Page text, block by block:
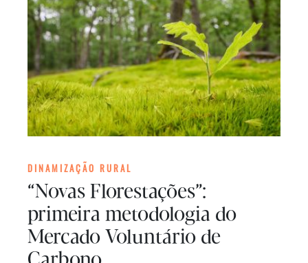
DINAMIZAÇÃO RURAL
“Novas Florestações”:
primeira metodologia do
Mercado Voluntário de